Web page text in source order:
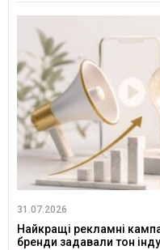
31.07.2026
Найкращі рекламні
бренди задавали тон